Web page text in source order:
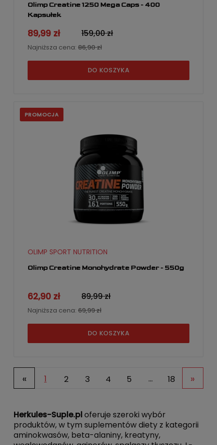
Olimp Creatine 1250 Mega Caps - 400
Kapsułek
89,99 zł 159,00 zł
Najniższa cena: 86,90 zł
DO KOSZYKA
Olimp Creatine Monohydrate Powder - 550g
OLIMP SPORT NUTRITION
62,90 zł 89,99 zł
Najniższa cena: 69,99 zł
DO KOSZYKA
PROMOCJA
« 1 2 3 4 5 ... 18 »
Herkules-Suple.ploferuje szeroki wybór
produktów, w tym suplementów diety z kategorii
aminokwasów, beta-alaniny, kreatyny,